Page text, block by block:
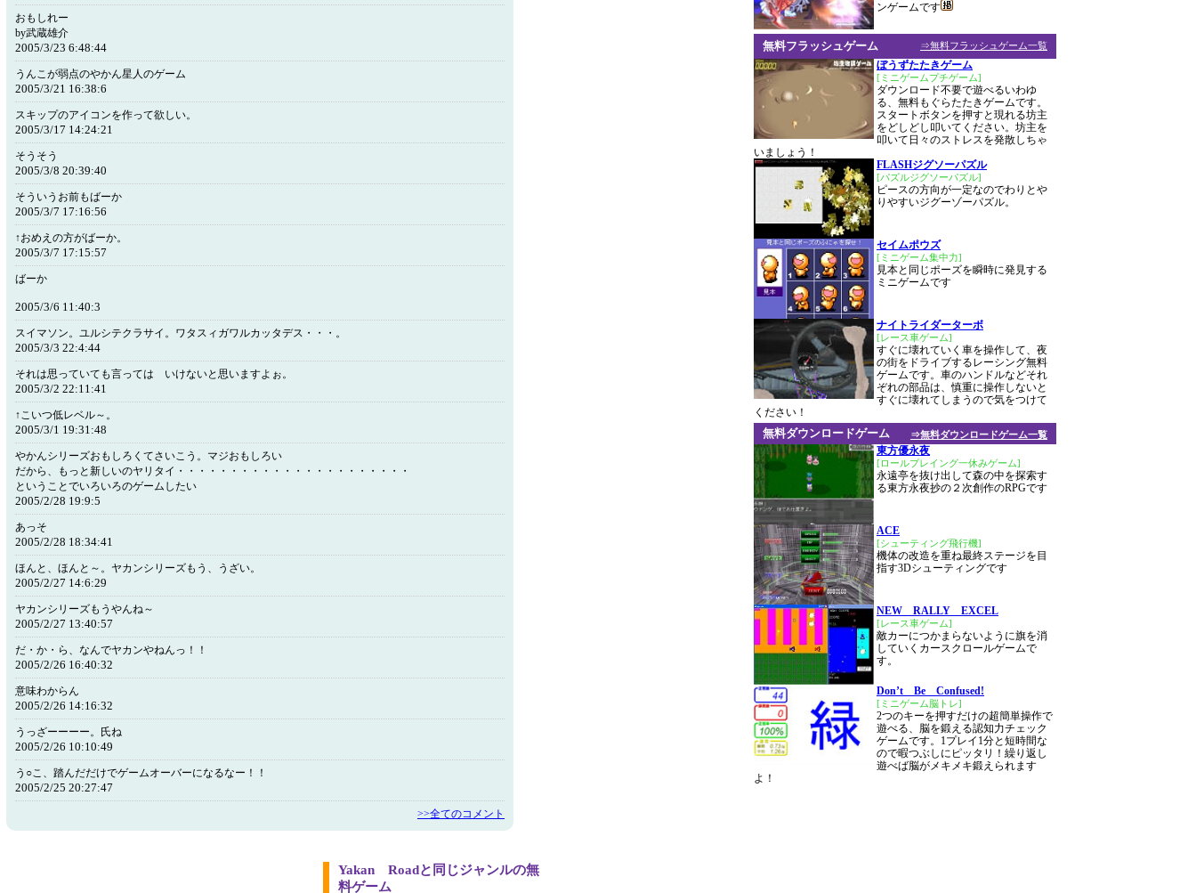
おもしれー
by武蔵雄介
2005/3/23 6:48:44
うんこが弱点のやかん星人のゲーム
2005/3/21 16:38:6
スキップのアイコンを作って欲しい。
2005/3/17 14:24:21
そうそう
2005/3/8 20:39:40
そういうお前もばーか
2005/3/7 17:16:56
↑おめえの方がばーか。
2005/3/7 17:15:57
ばーか
2005/3/6 11:40:3
スイマソン。ユルシテクラサイ。ワタスィガワルカッタデス・・・。
2005/3/3 22:4:44
それは思っていても言っては いけないと思いますよぉ。
2005/3/2 22:11:41
↑こいつ低レベル～。
2005/3/1 19:31:48
やかんシリーズおもしろくてさいこう。マジおもしろい
だから、もっと新しいのヤリタイ・・・・・・・・・・・・・・・・・・・・・・
ということでいろいろのゲームしたい
2005/2/28 19:9:5
あっそ
2005/2/28 18:34:41
ほんと、ほんと～。ヤカンシリーズもう、うざい。
2005/2/27 14:6:29
ヤカンシリーズもうやんね～
2005/2/27 13:40:57
だ・か・ら、なんでヤカンやねんっ！！
2005/2/26 16:40:32
意味わからん
2005/2/26 14:16:32
うっざーーーー。氏ね
2005/2/26 10:10:49
う○こ、踏んだだけでゲームオーバーになるなー！！
2005/2/25 20:27:47
>>全てのコメント
Yakan Roadと同じジャンルの無
料ゲーム
ンゲームです
⇒無料フラッシュゲーム一覧
無料フラッシュゲーム
ぼうずたたきゲーム
[ミニゲームプチゲーム]
ダウンロード不要で遊べるいわゆ
る、無料もぐらたたきゲームです。
スタートボタンを押すと現れる坊主
をどしどし叩いてください。坊主を
叩いて日々のストレスを発散しちゃ
いましょう！
FLASHジグソーパズル
[パズルジグソーパズル]
ピースの方向が一定なのでわりとや
りやすいジグーゾーパズル。
セイムポウズ
[ミニゲーム集中力]
見本と同じポーズを瞬時に発見する
ミニゲームです
ナイトライダーターボ
[レース車ゲーム]
すぐに壊れていく車を操作して、夜
の街をドライブするレーシング無料
ゲームです。車のハンドルなどそれ
ぞれの部品は、慎重に操作しないと
すぐに壊れてしまうので気をつけて
ください！
⇒無料ダウンロードゲーム一覧
無料ダウンロードゲーム
東方優永夜
[ロールプレイング一休みゲーム]
永遠亭を抜け出して森の中を探索す
る東方永夜抄の２次創作のRPGです
ACE
[シューティング飛行機]
機体の改造を重ね最終ステージを目
指す3Dシューティングです
NEW RALLY EXCEL
[レース車ゲーム]
敵カーにつかまらないように旗を消
していくカースクロールゲームで
す。
Don’t Be Confused!
[ミニゲーム脳トレ]
2つのキーを押すだけの超簡単操作で
遊べる、脳を鍛える認知力チェック
ゲームです。1プレイ1分と短時間な
ので暇つぶしにピッタリ！繰り返し
遊べば脳がメキメキ鍛えられます
よ！